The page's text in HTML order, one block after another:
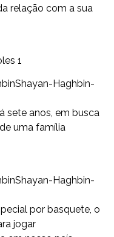
relação com a sua
1
Shayan-Haghbin-
sete anos, em busca
uma família
Shayan-Haghbin-
por basquete, o
jogar